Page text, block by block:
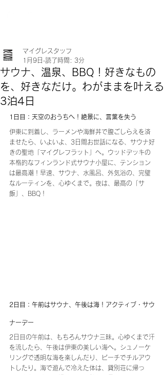
サウナ、温泉、BBQ！好きなもの
を、好きなだけ。わがままを叶える
3泊4日
マイグレスタッフ
1月9日 読了時間: 3分
1日目：天空のおうちへ！絶景に、言葉を失う
伊東に到着し、ラーメンや海鮮丼で腹ごしらえを済
ませたら、いよいよ、3日間お世話になる、サウナ好
きの聖地「マイグレフラット」へ。ウッドデッキの
本格的なフィンランド式サウナ小屋に、テンション
は最高潮！早速、サウナ、水風呂、外気浴の、完璧
なルーティンを、心ゆくまで。夜は、最高の「サ
飯」、BBQ！
2日目：午前はサウナ、午後は海！アクティブ・サウ
ナーデー
2日目の午前は、もちろんサウナ三昧。心ゆくまで汗
を流したら、午後は伊東の美しい海へ。シュノーケ
リングで透明な海を楽しんだり、ビーチでチルアウ
トしたり。海で遊んで冷えた体は、貸別荘に帰っ